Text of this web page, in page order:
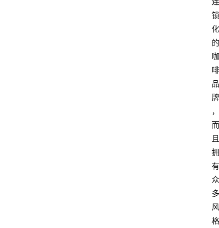
锁
化
的
咖
啡
品
牌
，
而
且
拥
有
众
多
风
格